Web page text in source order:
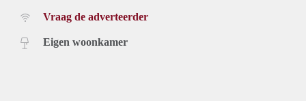
Vraag de adverteerder
Eigen woonkamer